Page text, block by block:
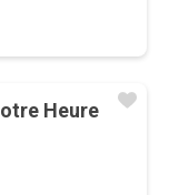
Heure